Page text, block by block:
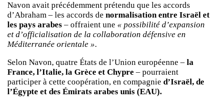
Navon avait précédemment prétendu que les accords
d’Abraham – les accords de normalisation entre Israël et
les pays arabes – offraient une « possibilité d’expansion
et d’officialisation de la collaboration défensive en
Méditerranée orientale ».
Selon Navon, quatre États de l’Union européenne – la
France, l’Italie, la Grèce et Chypre – pourraient
participer à cette coopération, en compagnie d’Israël, de
l’Égypte et des Émirats arabes unis (EAU).